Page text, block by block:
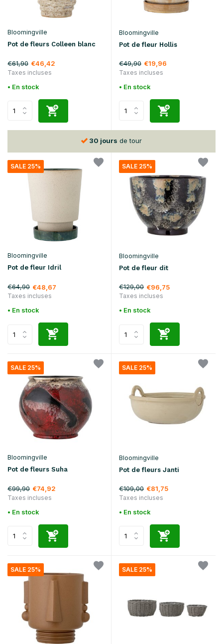
Bloomingville
Pot de fleurs Colleen blanc
€61,90 €46,42
Taxes incluses
• En stock
Bloomingville
Pot de fleur Hollis
€49,90 €19,96
Taxes incluses
• En stock
30 jours de tour
SALE 25%
Bloomingville
Pot de fleur Idril
€64,90 €48,67
Taxes incluses
• En stock
SALE 25%
Bloomingville
Pot de fleur dit
€129,00 €96,75
Taxes incluses
• En stock
SALE 25%
Bloomingville
Pot de fleurs Suha
€99,90 €74,92
Taxes incluses
• En stock
SALE 25%
Bloomingville
Pot de fleurs Janti
€109,00 €81,75
Taxes incluses
• En stock
SALE 25% SALE 25%